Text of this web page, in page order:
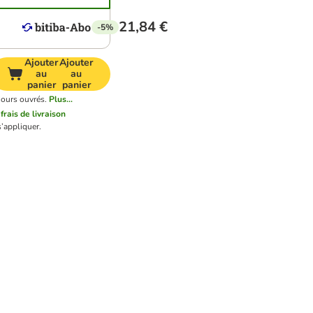
-5% 21,84 €
Ajouter
au
panier
Ajouter
au
panier
ouvrés. Plus...
frais de livraison